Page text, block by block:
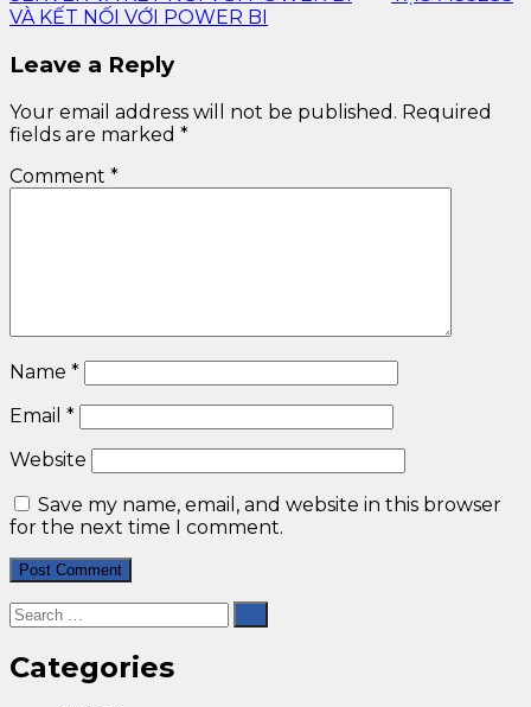
VÀ KẾT NỐI VỚI POWER BI
Leave a Reply
Your email address will not be published. Required
fields are marked *
Comment *
Name *
Email *
Website
Save my name, email, and website in this browser
for the next time I comment.
Categories